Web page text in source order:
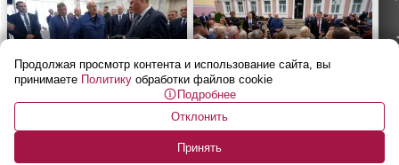
16+ 10 мин 16+
Лукашенко: Белорусам нужно
НЕ СПАТЬ! Нужно шевелиться!
Продолжая просмотр контента и использование сайта, вы
принимаете Политику обработки файлов cookie
Подробнее
Отклонить
Принять